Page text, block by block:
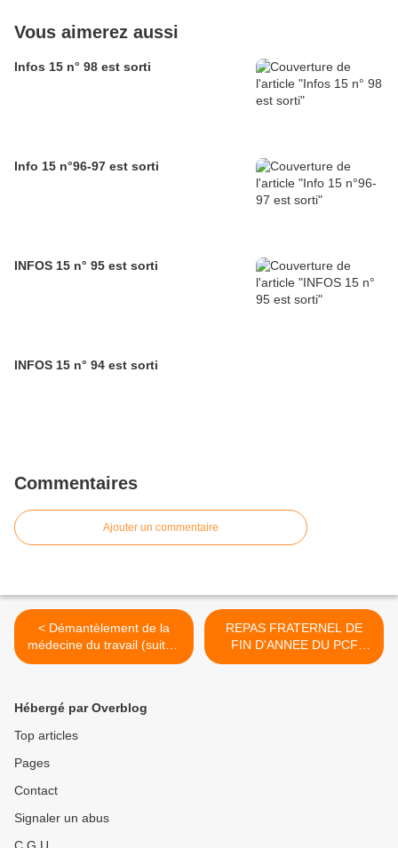
Vous aimerez aussi
Infos 15 n° 98 est sorti
Info 15 n°96-97 est sorti
INFOS 15 n° 95 est sorti
INFOS 15 n° 94 est sorti
Commentaires
Ajouter un commentaire
< Démantèlement de la
médecine du travail (suite).
La vie des Services de
celui des responsabilités.
REPAS FRATERNEL DE
FIN D'ANNEE DU PCF
PARIS 15 ET DE SES AMIS
Hébergé par Overblog
Top articles
Pages
Contact
Signaler un abus